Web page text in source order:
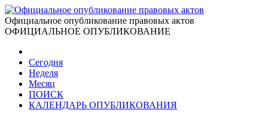
Официальное опубликование правовых актов
ОФИЦИАЛЬНОЕ ОПУБЛИКОВАНИЕ
Сегодня
Неделя
Месяц
ПОИСК
КАЛЕНДАРЬ ОПУБЛИКОВАНИЯ